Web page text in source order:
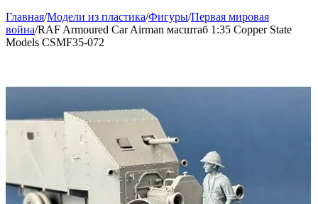
Главная/Модели из пластика/Фигуры/Первая мировая
война/RAF Armoured Car Airman масштаб 1:35 Copper State
Models CSMF35-072